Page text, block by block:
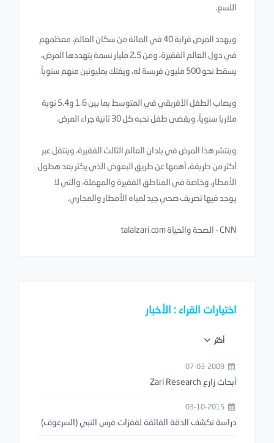
اللسع.
ويهدد المرض قرابة 40 في المائة من سكان العالم، معظمهم
في دول العالم الفقيرة، ومن 2.5 مليار نسمة يتهددها المرض،
يسقط نحو 500 مليون فريسة له، ويفتك بمليونين منهم سنوياً.
ويصاب الطفل الأفريقي في المتوسط بما بين 1.6 و5.4 نوبة
ملاريا سنوياً، ويقضى طفل نحبه كل 30 ثانية جراء المرض.
وينتشر هذا المرض في بلدان العالم الثالث الفقيرة، وينتقل عبر
أكثر من طريقة، أهمها عن طريق البعوض الذي يكثر بعد هطول
الأمطار، وخاصة في المناطق الفقيرة والمهملة، والتي لا
يوجد فيها تصريف صحي جيد لمياه الأمطار والمجاري.
CNN - الصحة والحياة talalzari.com
اختيارات القراء : الأخبار
أكثر
أبحاث زارع Zari Research
دراسة تكشف الدقة الفائقة لقفزات فرس النبي (السرعوف)